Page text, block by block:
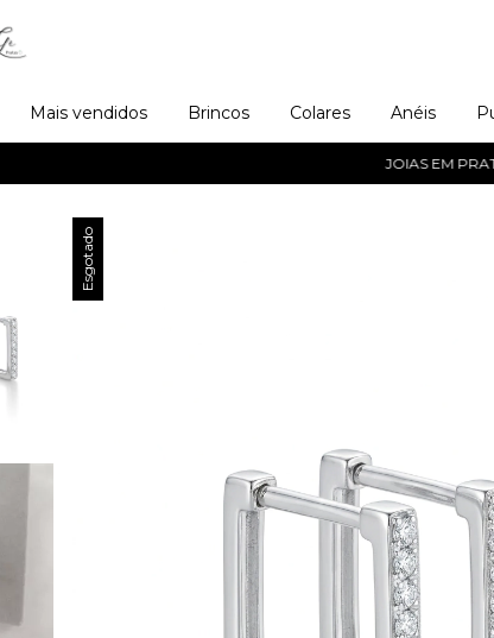
Mais vendidos Brincos Colares Anéis
JOIAS EM PRATA
Esgotado